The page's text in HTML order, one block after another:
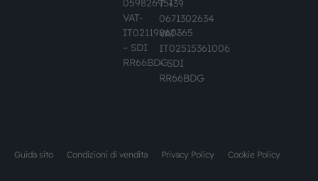
VAT-
IT02119860365
– SDI
RR66BDG
T +39
0671302634
VAT-
IT02515361006
– SDI
RR66BDG
Guida sito Condizioni di vendita Privacy Policy Cookie Policy